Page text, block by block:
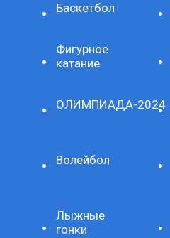
Баскетбол
Фигурное
катание
ОЛИМПИАДА-2024
Волейбол
Лыжные
гонки